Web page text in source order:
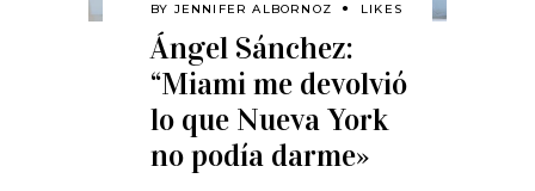
BY JENNIFER ALBORNOZ LIKES
Ángel Sánchez:
“Miami me devolvió
lo que Nueva York
no podía darme»